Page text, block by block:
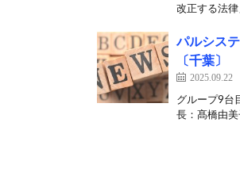
改正する法
パルシス
〔千葉〕
2025.09.22
グループ9台
長：髙橋由